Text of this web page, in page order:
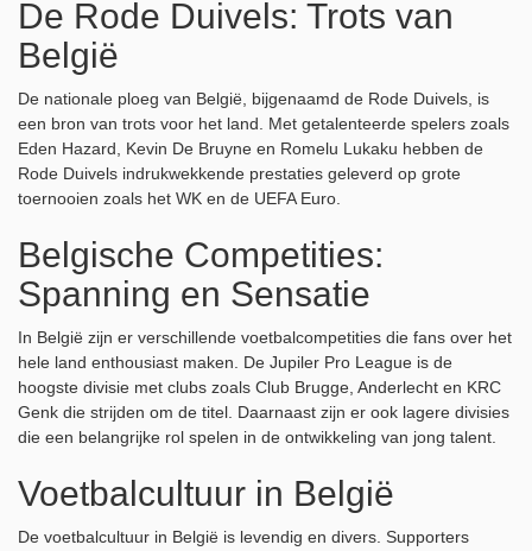
De Rode Duivels: Trots van
België
De nationale ploeg van België, bijgenaamd de Rode Duivels, is
een bron van trots voor het land. Met getalenteerde spelers zoals
Eden Hazard, Kevin De Bruyne en Romelu Lukaku hebben de
Rode Duivels indrukwekkende prestaties geleverd op grote
toernooien zoals het WK en de UEFA Euro.
Belgische Competities:
Spanning en Sensatie
In België zijn er verschillende voetbalcompetities die fans over het
hele land enthousiast maken. De Jupiler Pro League is de
hoogste divisie met clubs zoals Club Brugge, Anderlecht en KRC
Genk die strijden om de titel. Daarnaast zijn er ook lagere divisies
die een belangrijke rol spelen in de ontwikkeling van jong talent.
Voetbalcultuur in België
De voetbalcultuur in België is levendig en divers. Supporters